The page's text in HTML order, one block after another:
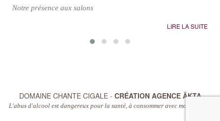
Notre présence aux salons
LIRE LA SUITE
DOMAINE CHANTE CIGALE - CRÉATION AGENCE ÄKTA
L'abus d'alcool est dangereux pour la santé, à consommer avec modération.